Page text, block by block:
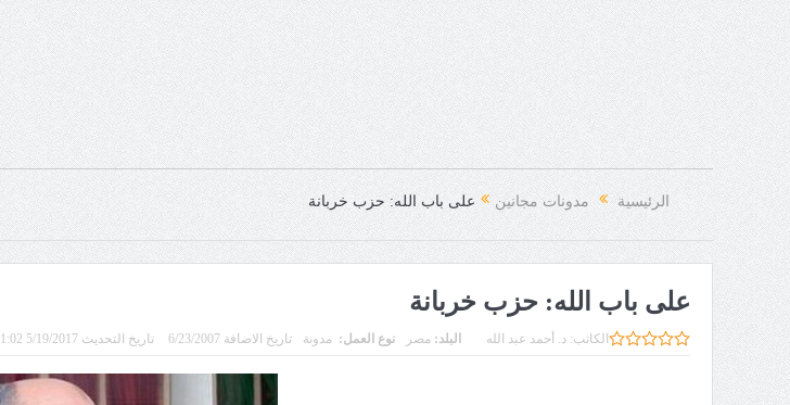
الرئيسية مدونات مجانين على باب الله: حزب خربانة
على باب الله: حزب خربانة
الكاتب:د. أحمد عبد الله البلد: مصر نوع العمل:مدونة تاريخ الاضافة 6/23/2007 تاريخ التحديث 5/19/2017 2:51:02 AM